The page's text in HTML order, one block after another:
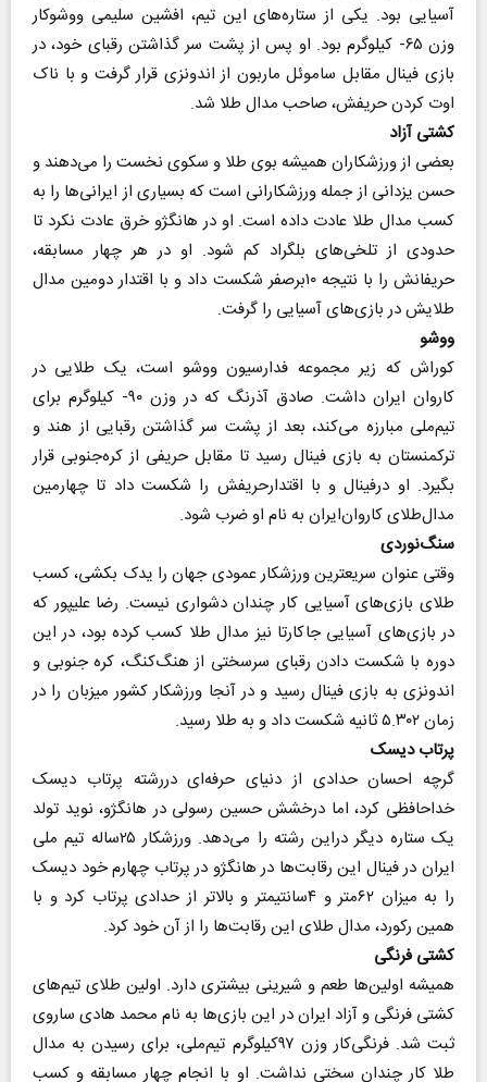
آسیایی بود. یکی از ستاره‌های این تیم، افشین سلیمی ووشوکار
وزن ۶۵- کیلوگرم بود. او پس از پشت سر گذاشتن رقبای خود، در
بازی فینال مقابل ساموئل ماربون از اندونزی قرار گرفت و با ناک
اوت کردن حریفش، صاحب مدال طلا شد.
کشتی آزاد
بعضی از ورزشکاران همیشه بوی طلا و سکوی نخست را می‌دهند و
حسن یزدانی از جمله ورزشکارانی است که بسیاری از ایرانی‌ها را به
کسب مدال طلا عادت داده است. او در هانگژو خرق عادت نکرد تا
حدودی از تلخی‌های بلگراد کم شود. او در هر چهار مسابقه،
حریفانش را با نتیجه ۱۰برصفر شکست داد و با اقتدار دومین مدال
طلایش در بازی‌های آسیایی را گرفت.
ووشو
کوراش که زیر مجموعه فدارسیون ووشو است، یک طلایی در
کاروان ایران داشت. صادق آذرنگ که در وزن ۹۰- کیلوگرم برای
تیم‌ملی مبارزه می‌کند، بعد از پشت سر گذاشتن رقبایی از هند و
ترکمنستان به بازی فینال رسید تا مقابل حریفی از کره‌جنوبی قرار
بگیرد. او درفینال و با اقتدارحریفش را شکست داد تا چهارمین
مدال‌طلای کاروان‌ایران به نام او ضرب شود.
سنگ‌نوردی
وقتی عنوان سریعترین ورزشکار عمودی جهان را یدک بکشی، کسب
طلای بازی‌های آسیایی کار چندان دشواری نیست. رضا علیپور که
در بازی‌های آسیایی جاکارتا نیز مدال طلا کسب کرده بود، در این
دوره با شکست دادن رقبای سرسختی از هنگ‌کنگ، کره جنوبی و
اندونزی به بازی فینال رسید و در آنجا ورزشکار کشور میزبان را در
زمان ۵.۳۰۲ ثانیه شکست داد و به طلا رسید.
پرتاب دیسک
گرچه احسان حدادی از دنیای حرفه‌ای دررشته پرتاب دیسک
خداحافظی کرد، اما درخشش حسین رسولی در هانگژو، نوید تولد
یک ستاره دیگر دراین رشته را می‌دهد. ورزشکار ۲۵ساله تیم ملی
ایران در فینال این رقابت‌ها در هانگژو در پرتاب چهارم خود دیسک
را به میزان ۶۲متر و ۴سانتیمتر و بالاتر از حدادی پرتاب کرد و با
همین رکورد، مدال طلای این رقابت‌ها را از آن خود کرد.
کشتی فرنگی
همیشه اولین‌ها طعم و شیرینی بیشتری دارد. اولین طلای تیم‌های
کشتی فرنگی و آزاد ایران در این بازی‌ها به نام محمد هادی ساروی
ثبت شد. فرنگی‌کار وزن ۹۷کیلوگرم تیم‌ملی، برای رسیدن به مدال
طلا کار چندان سختی نداشت. او با انجام چهار مسابقه و کسب